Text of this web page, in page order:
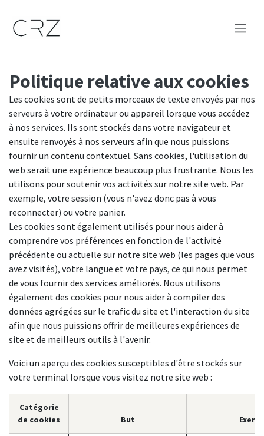
Politique relative aux cookies
Les cookies sont de petits morceaux de texte envoyés par nos
serveurs à votre ordinateur ou appareil lorsque vous accédez
à nos services. Ils sont stockés dans votre navigateur et
ensuite renvoyés à nos serveurs afin que nous puissions
fournir un contenu contextuel. Sans cookies, l'utilisation du
web serait une expérience beaucoup plus frustrante. Nous les
utilisons pour soutenir vos activités sur notre site web. Par
exemple, votre session (vous n'avez donc pas à vous
reconnecter) ou votre panier.
Les cookies sont également utilisés pour nous aider à
comprendre vos préférences en fonction de l'activité
précédente ou actuelle sur notre site web (les pages que vous
avez visités), votre langue et votre pays, ce qui nous permet
de vous fournir des services améliorés. Nous utilisons
également des cookies pour nous aider à compiler des
données agrégées sur le trafic du site et l'interaction du site
afin que nous puissions offrir de meilleures expériences de
site et de meilleurs outils à l'avenir.
Voici un aperçu des cookies susceptibles d'être stockés sur
votre terminal lorsque vous visitez notre site web :
Catégorie
de cookies
But